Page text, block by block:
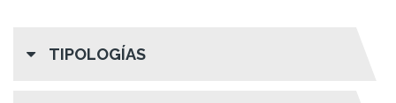
TIPOLOGÍAS